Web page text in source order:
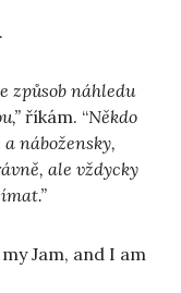
způsob náhledu
říkám. “Někdo
nábožensky,
ale vždycky
Jam, and I am